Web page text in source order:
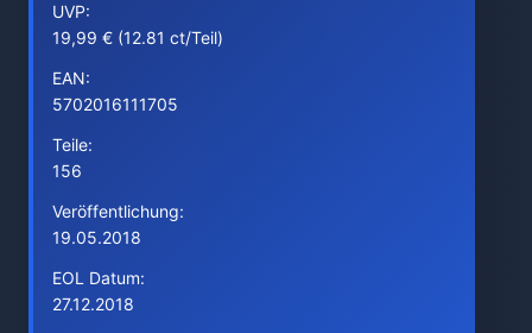
UVP:
19,99 € (12.81 ct/Teil)
EAN:
5702016111705
Teile:
156
Veröffentlichung:
19.05.2018
EOL Datum:
27.12.2018